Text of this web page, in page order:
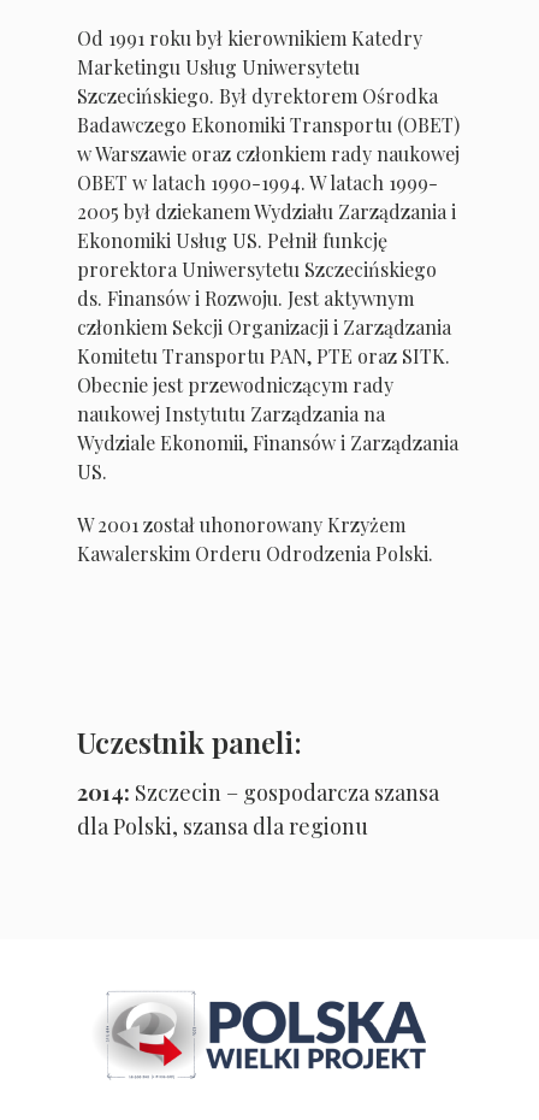
Od 1991 roku był kierownikiem Katedry
Marketingu Usług Uniwersytetu
Szczecińskiego. Był dyrektorem Ośrodka
Badawczego Ekonomiki Transportu (OBET)
w Warszawie oraz członkiem rady naukowej
OBET w latach 1990-1994. W latach 1999-
2005 był dziekanem Wydziału Zarządzania i
Ekonomiki Usług US. Pełnił funkcję
prorektora Uniwersytetu Szczecińskiego
ds. Finansów i Rozwoju. Jest aktywnym
członkiem Sekcji Organizacji i Zarządzania
Komitetu Transportu PAN, PTE oraz SITK.
Obecnie jest przewodniczącym rady
naukowej Instytutu Zarządzania na
Wydziale Ekonomii, Finansów i Zarządzania
US.
W 2001 został uhonorowany Krzyżem
Kawalerskim Orderu Odrodzenia Polski.
Uczestnik paneli:
2014: Szczecin – gospodarcza szansa
dla Polski, szansa dla regionu